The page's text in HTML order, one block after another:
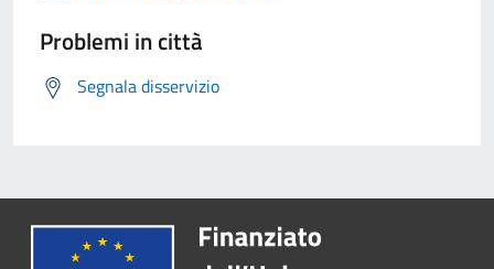
Problemi in città
Segnala disservizio